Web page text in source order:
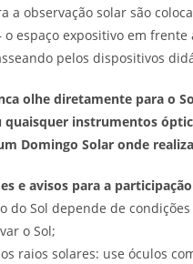
a observação solar são
o espaço expositivo em
pelos dispositivos
olhe diretamente para o
instrumentos
Domingo Solar onde
e avisos para a
do Sol depende de
o Sol;
raios solares: use óculos